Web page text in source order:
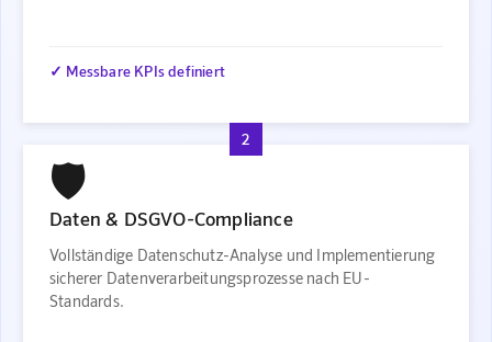
✓ Messbare KPIs definiert
2
🛡️
Daten & DSGVO-Compliance
Vollständige Datenschutz-Analyse und Implementierung
sicherer Datenverarbeitungsprozesse nach EU-
Standards.